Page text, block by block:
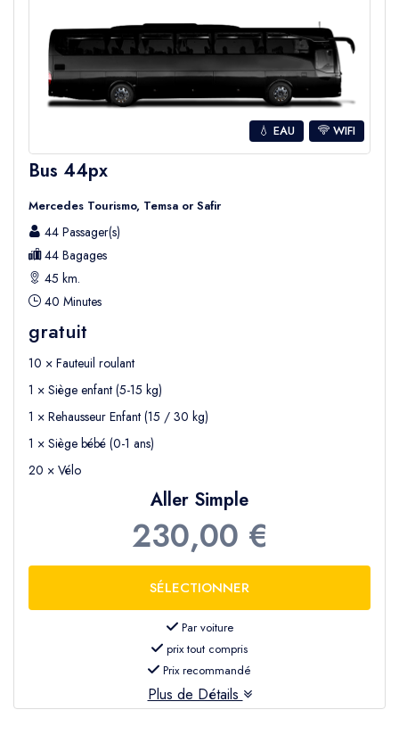
💧 EAU WIFI
Bus 44px
Mercedes Tourismo, Temsa or Safir
44 Passager(s)
44 Bagages
45 km.
40 Minutes
gratuit
10 × Fauteuil roulant
1 × Siège enfant (5-15 kg)
1 × Rehausseur Enfant (15 / 30 kg)
1 × Siège bébé (0-1 ans)
20 × Vélo
Aller Simple
230,00 €
Par voiture
prix tout compris
Prix recommandé
Plus de Détails